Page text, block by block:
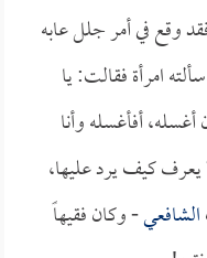
وقع في أمر جلل عابه
امرأة فقالت: يا
أفأغسله وأنا
يعرف كيف يرد عليها،
الشافعي- وكان فقيهاً